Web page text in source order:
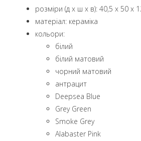
розміри (д x ш x в): 40,5 x 50 x
матеріал: кераміка
кольори:
білий
білий матовий
чорний матовий
aнтрацит
Deepsea Blue
Grey Green
Smoke Grey
Alabaster Pink